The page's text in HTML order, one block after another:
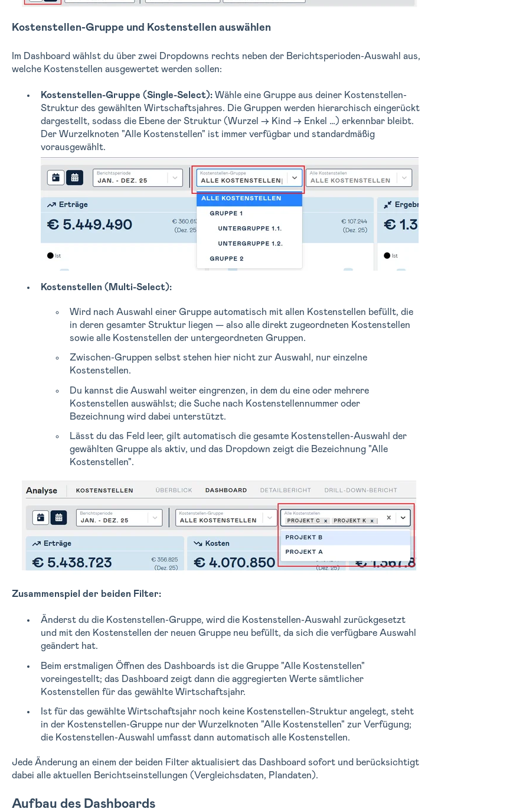
Kostenstellen-Gruppe und Kostenstellen auswählen
Im Dashboard wählst du über zwei Dropdowns rechts neben der Berichtsperioden-Auswahl aus,
welche Kostenstellen ausgewertet werden sollen:
Kostenstellen-Gruppe (Single-Select):Wähle eine Gruppe aus deiner Kostenstellen-
Struktur des gewählten Wirtschaftsjahres. Die Gruppen werden hierarchisch eingerückt
dargestellt, sodass die Ebene der Struktur (Wurzel → Kind → Enkel …) erkennbar bleibt.
Der Wurzelknoten "Alle Kostenstellen" ist immer verfügbar und standardmäßig
vorausgewählt.
Kostenstellen (Multi-Select):
Wird nach Auswahl einer Gruppe automatisch mit allen Kostenstellen befüllt, die
in deren gesamter Struktur liegen — also alle direkt zugeordneten Kostenstellen
sowie alle Kostenstellen der untergeordneten Gruppen.
Zwischen-Gruppen selbst stehen hier nicht zur Auswahl, nur einzelne
Kostenstellen.
Du kannst die Auswahl weiter eingrenzen, in dem du eine oder mehrere
Kostenstellen auswählst; die Suche nach Kostenstellennummer oder
Bezeichnung wird dabei unterstützt.
Lässt du das Feld leer, gilt automatisch die gesamte Kostenstellen-Auswahl der
gewählten Gruppe als aktiv, und das Dropdown zeigt die Bezeichnung "Alle
Kostenstellen".
Zusammenspiel der beiden Filter:
Änderst du die Kostenstellen-Gruppe, wird die Kostenstellen-Auswahl zurückgesetzt
und mit den Kostenstellen der neuen Gruppe neu befüllt, da sich die verfügbare Auswahl
geändert hat.
Beim erstmaligen Öffnen des Dashboards ist die Gruppe "Alle Kostenstellen"
voreingestellt; das Dashboard zeigt dann die aggregierten Werte sämtlicher
Kostenstellen für das gewählte Wirtschaftsjahr.
Ist für das gewählte Wirtschaftsjahr noch keine Kostenstellen-Struktur angelegt, steht
in der Kostenstellen-Gruppe nur der Wurzelknoten "Alle Kostenstellen" zur Verfügung;
die Kostenstellen-Auswahl umfasst dann automatisch alle Kostenstellen.
Jede Änderung an einem der beiden Filter aktualisiert das Dashboard sofort und berücksichtigt
dabei alle aktuellen Berichtseinstellungen (Vergleichsdaten, Plandaten).
Aufbau des Dashboards